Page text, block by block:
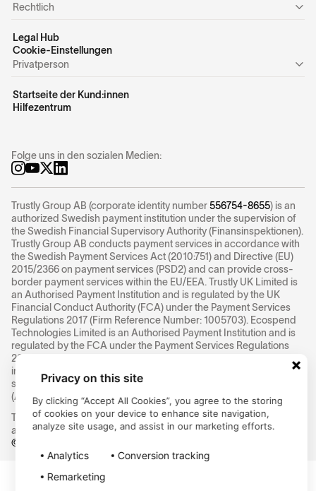
Rechtlich
Legal Hub
Cookie-Einstellungen
Privatperson
Startseite der Kund:innen
Hilfezentrum
Folge uns in den sozialen Medien:
Trustly Group AB (corporate identity number556754-8655) is an
authorized Swedish payment institution under the supervision of
the Swedish Financial Supervisory Authority (Finansinspektionen).
Trustly Group AB conducts payment services in accordance with
the Swedish Payment Services Act (2010:751) and Directive (EU)
2015/2366 on payment services (PSD2) and can provide cross-
border payment services within the EU/EEA. Trustly UK Limited is
an Authorised Payment Institution and is regulated by the UK
Financial Conduct Authority (FCA) under the Payment Services
Regulations 2017 (Firm Reference Number: 1005703). Ecospend
Technologies Limited is an Authorised Payment Institution and is
regulated by the FCA under the Payment Services Regulations
2017 (Firm Reference Number: 829713). SlimPay SA is a payment
institution registered in Paris under number
under the
supervision of the Autorité de contrôle prudentiel et de résolution
(ACPR)
This is Trustly Group's global company website. Click here to
access ourRegulatory Information
©
Privacy on this site
By clicking “Accept All Cookies”, you agree to the storing
of cookies on your device to enhance site navigation,
analyze site usage, and assist in our marketing efforts.
Analytics
Conversion tracking
Remarketing